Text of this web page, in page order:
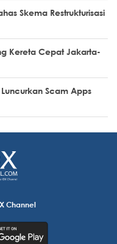
Skema Restrukturisasi
Kereta Cepat Jakarta-
Scam Apps
Channel